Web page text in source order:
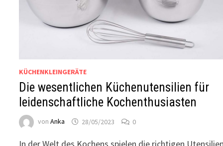
KÜCHENKLEINGERÄTE
Die wesentlichen Küchenutensilien für
leidenschaftliche Kochenthusiasten
vonAnka 28/05/2023 0